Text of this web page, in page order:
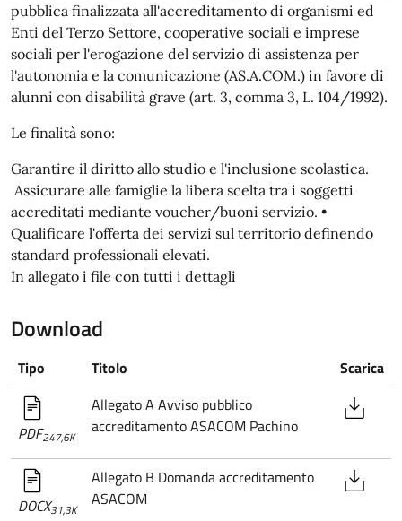
pubblica finalizzata all'accreditamento di organismi ed
Enti del Terzo Settore, cooperative sociali e imprese
sociali per l'erogazione del servizio di assistenza per
l'autonomia e la comunicazione (AS.A.COM.) in favore di
alunni con disabilità grave (art. 3, comma 3, L. 104/1992).
Le finalità sono:
Garantire il diritto allo studio e l'inclusione scolastica.
Assicurare alle famiglie la libera scelta tra i soggetti
accreditati mediante voucher/buoni servizio. •
Qualificare l'offerta dei servizi sul territorio definendo
standard professionali elevati.
In allegato i file con tutti i dettagli
Download
Tipo Titolo Scarica
PDF247,6K
Allegato A Avviso pubblico
accreditamento ASACOM Pachino
DOCX31,3K
Allegato B Domanda accreditamento
ASACOM